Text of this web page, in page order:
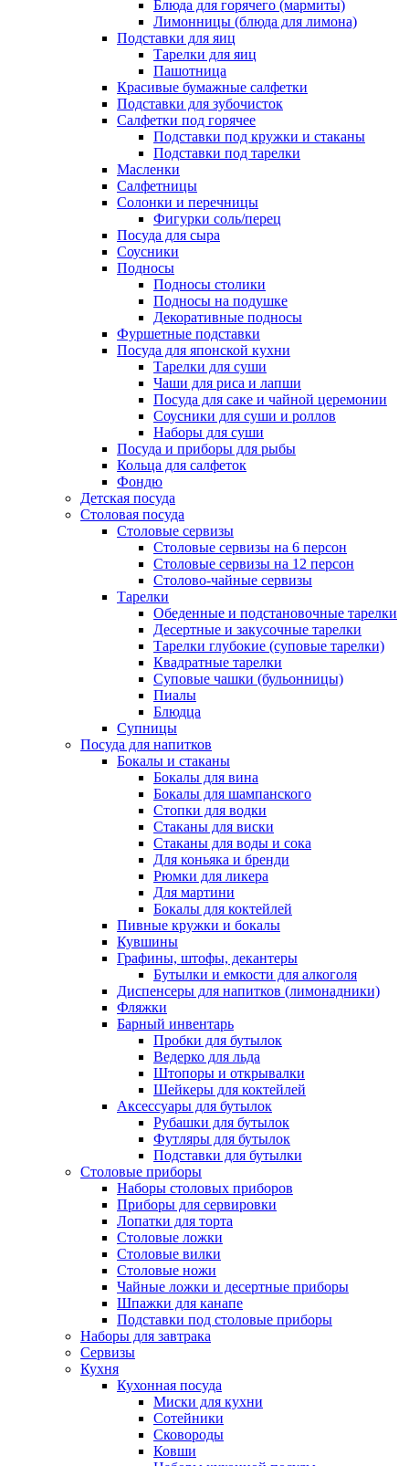
Блюда для горячего (мармиты)
Лимонницы (блюда для лимона)
Подставки для яиц
Тарелки для яиц
Пашотница
Красивые бумажные салфетки
Подставки для зубочисток
Салфетки под горячее
Подставки под кружки и стаканы
Подставки под тарелки
Масленки
Салфетницы
Солонки и перечницы
Фигурки соль/перец
Посуда для сыра
Соусники
Подносы
Подносы столики
Подносы на подушке
Декоративные подносы
Фуршетные подставки
Посуда для японской кухни
Тарелки для суши
Чаши для риса и лапши
Посуда для саке и чайной церемонии
Соусники для суши и роллов
Наборы для суши
Посуда и приборы для рыбы
Кольца для салфеток
Фондю
Детская посуда
Столовая посуда
Столовые сервизы
Столовые сервизы на 6 персон
Столовые сервизы на 12 персон
Столово-чайные сервизы
Тарелки
Обеденные и подстановочные тарелки
Десертные и закусочные тарелки
Тарелки глубокие (суповые тарелки)
Квадратные тарелки
Суповые чашки (бульонницы)
Пиалы
Блюдца
Супницы
Посуда для напитков
Бокалы и стаканы
Бокалы для вина
Бокалы для шампанского
Стопки для водки
Стаканы для виски
Стаканы для воды и сока
Для коньяка и бренди
Рюмки для ликера
Для мартини
Бокалы для коктейлей
Пивные кружки и бокалы
Кувшины
Графины, штофы, декантеры
Бутылки и емкости для алкоголя
Диспенсеры для напитков (лимонадники)
Фляжки
Барный инвентарь
Пробки для бутылок
Ведерко для льда
Штопоры и открывалки
Шейкеры для коктейлей
Аксессуары для бутылок
Рубашки для бутылок
Футляры для бутылок
Подставки для бутылки
Столовые приборы
Наборы столовых приборов
Приборы для сервировки
Лопатки для торта
Столовые ложки
Столовые вилки
Столовые ножи
Чайные ложки и десертные приборы
Шпажки для канапе
Подставки под столовые приборы
Наборы для завтрака
Сервизы
Кухня
Кухонная посуда
Миски для кухни
Сотейники
Сковороды
Ковши